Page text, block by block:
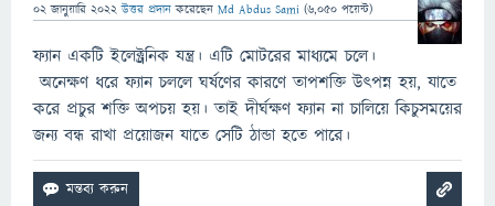
02 জানুয়ারি 2022 উত্তর প্রদান করেছেন Md Abdus Sami (6,050 পয়েন্ট)
ফ্যান একটি ইলেক্ট্রনিক যন্ত্র। এটি মোটরের মাধ্যমে চলে।
অনেক্ষণ ধরে ফ্যান চললে ঘর্ষণের কারণে তাপশক্তি উৎপন্ন হয়, যাতে
করে প্রচুর শক্তি অপচয় হয়। তাই দীর্ঘক্ষণ ফ্যান না চালিয়ে কিচুসময়ের
জন্য বন্ধ রাখা প্রয়োজন যাতে সেটি ঠান্ডা হতে পারে।